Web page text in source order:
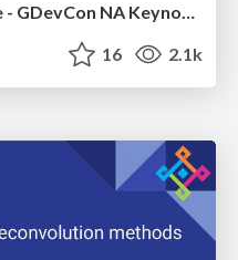
The Art of Delivering Value - GDevCon NA Keynote
16 2.1k